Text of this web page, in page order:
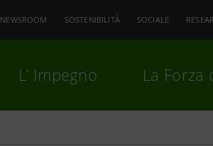
NEWSROOM SOSTENIBILITÀ SOCIALE
L’ Impegno La Forza